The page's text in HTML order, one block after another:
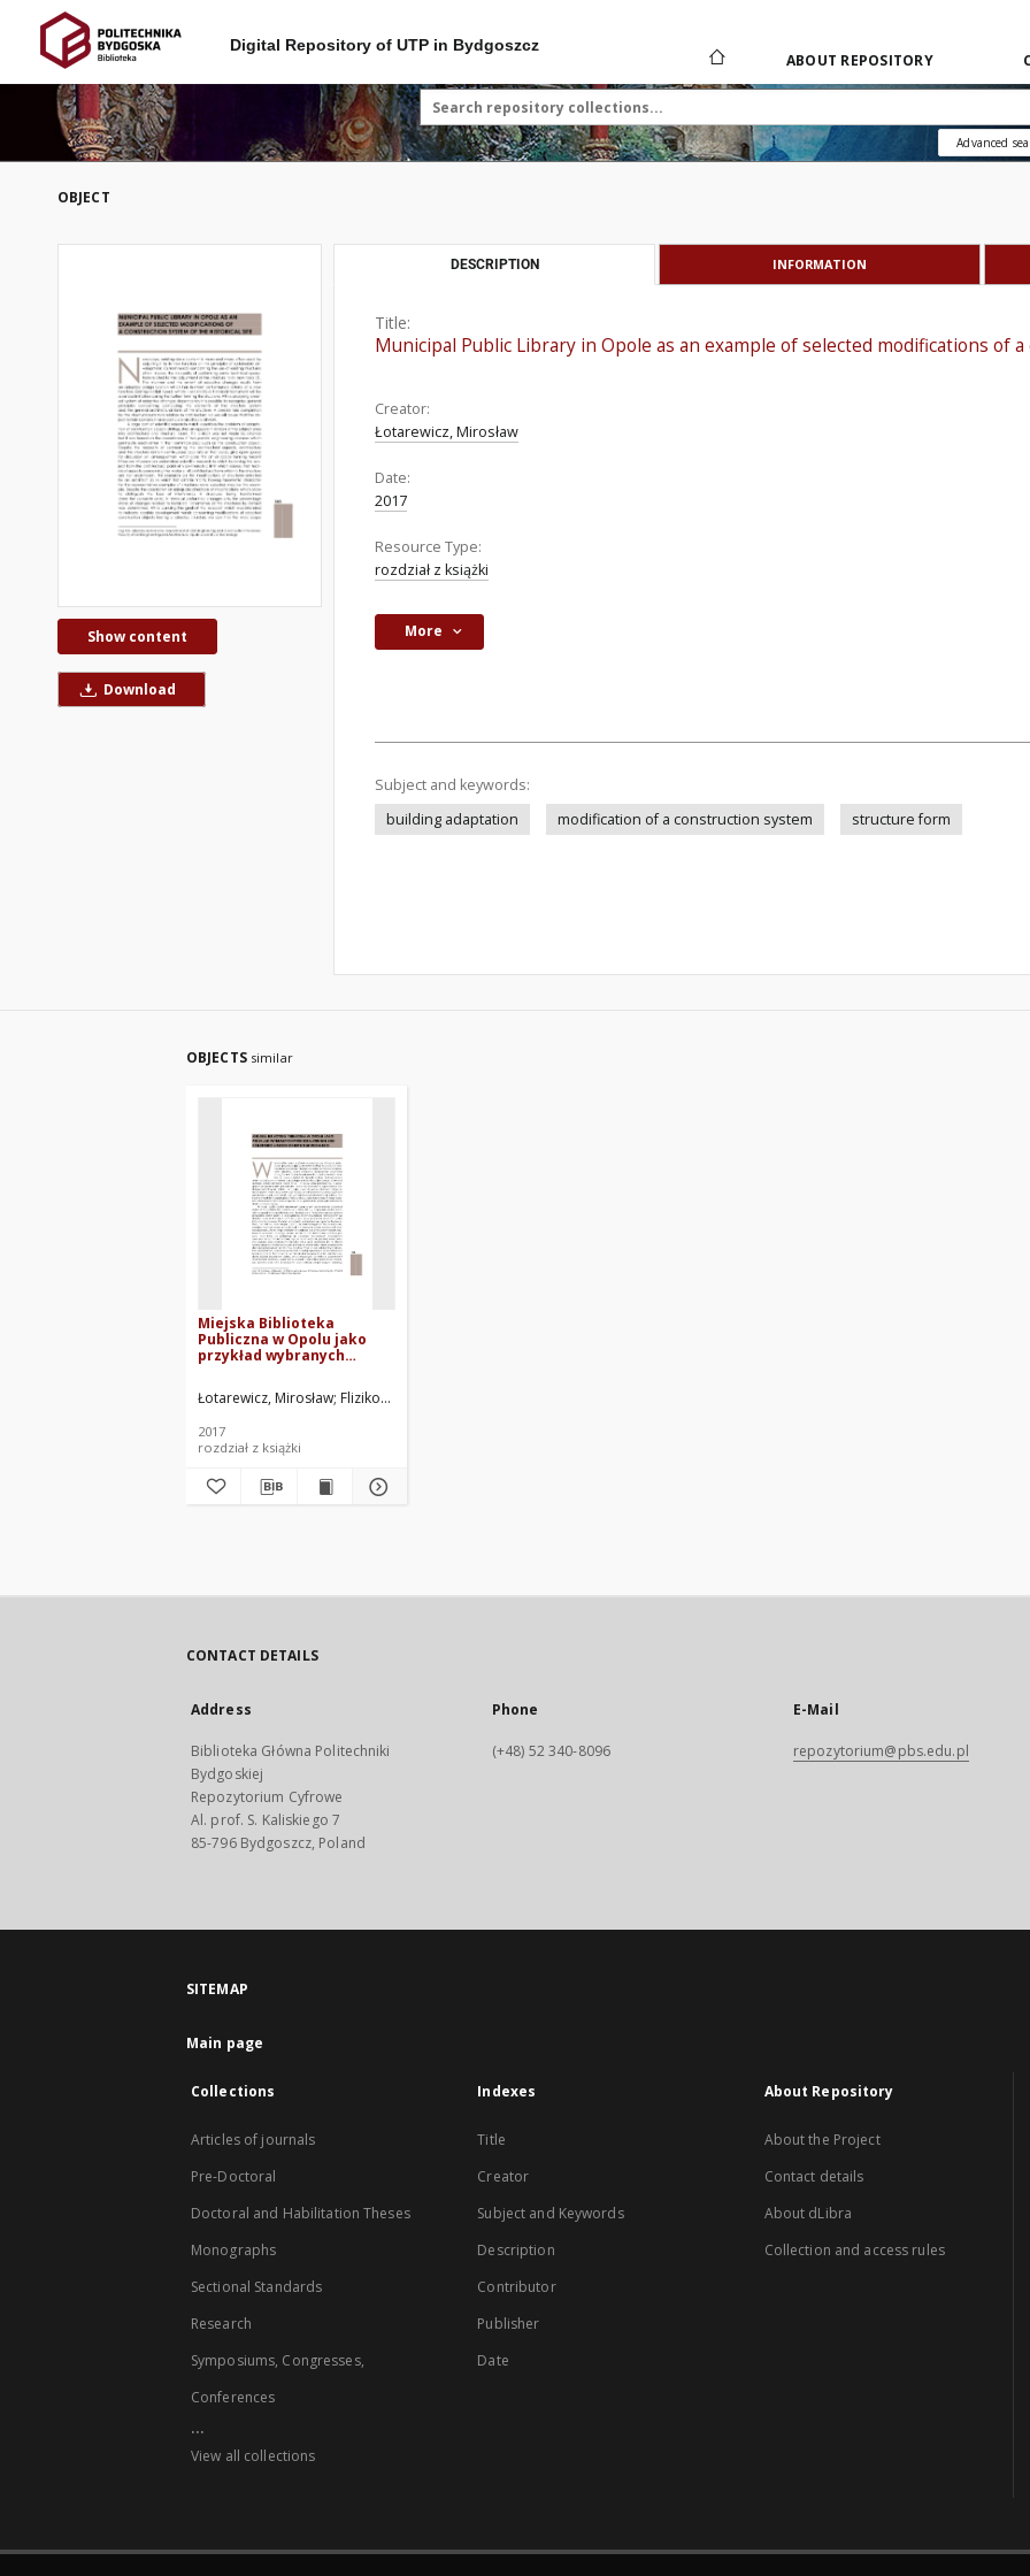
Digital Repository of UTP in Bydgoszcz
ABOUT REPOSITORY
Advanced
OBJECT
Show content
Download
DESCRIPTION INFORMATION
Title:
Municipal Public Library in Opole as an example of selected modifications of
Creator:
Łotarewicz, Mirosław
Date:
2017
Resource Type:
rozdział z książki
More
Subject and keywords:
building adaptation
modification of a construction system structure form
OBJECTS similar
Miejska Biblioteka
Publiczna w Opolu jako
przykład wybranych
konstrukcyjnego obiektu
zabytkowego
Łotarewicz, Mirosław Flizikowski, Józef. Red.
2017
rozdział z książki
CONTACT DETAILS
Address
Biblioteka Główna Politechniki
Bydgoskiej
Repozytorium Cyfrowe
Al. prof. S. Kaliskiego 7
85-796 Bydgoszcz, Poland
Phone
(+48) 52 340-8096
E-Mail
repozytorium@pbs.edu.pl
SITEMAP
Main page
Collections
Articles of journals
Pre-Doctoral
Doctoral and Habilitation Theses
Monographs
Sectional Standards
Research
Symposiums, Congresses,
Conferences
...
View all collections
Indexes
Title
Creator
Subject and Keywords
Description
Contributor
Publisher
Date
About Repository
About the Project
Contact details
About dLibra
Collection and access rules